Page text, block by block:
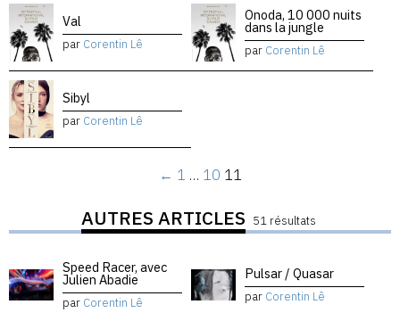
Val
par Corentin Lê
Onoda, 10 000 nuits
dans la jungle
par Corentin Lê
Sibyl
par Corentin Lê
← 1 … 10 11
AUTRES ARTICLES 51 résultats
Speed Racer, avec
Julien Abadie
par Corentin Lê
Pulsar / Quasar
par Corentin Lê